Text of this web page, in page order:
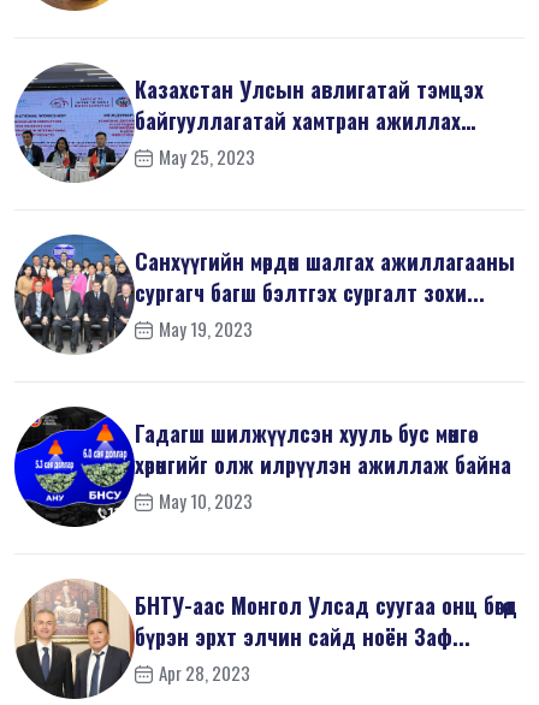
Казахстан Улсын авлигатай тэмцэх
байгууллагатай хамтран ажиллах
санамж...
May 25, 2023
Санхүүгийн мөрдөн шалгах ажиллагааны
сургагч багш бэлтгэх сургалт зохи...
May 19, 2023
Гадагш шилжүүлсэн хууль бус мөнгө
хөрөнгийг олж илрүүлэн ажиллаж байна
May 10, 2023
БНТУ-аас Монгол Улсад суугаа онц бөгөөд
бүрэн эрхт элчин сайд ноён Заф...
Apr 28, 2023